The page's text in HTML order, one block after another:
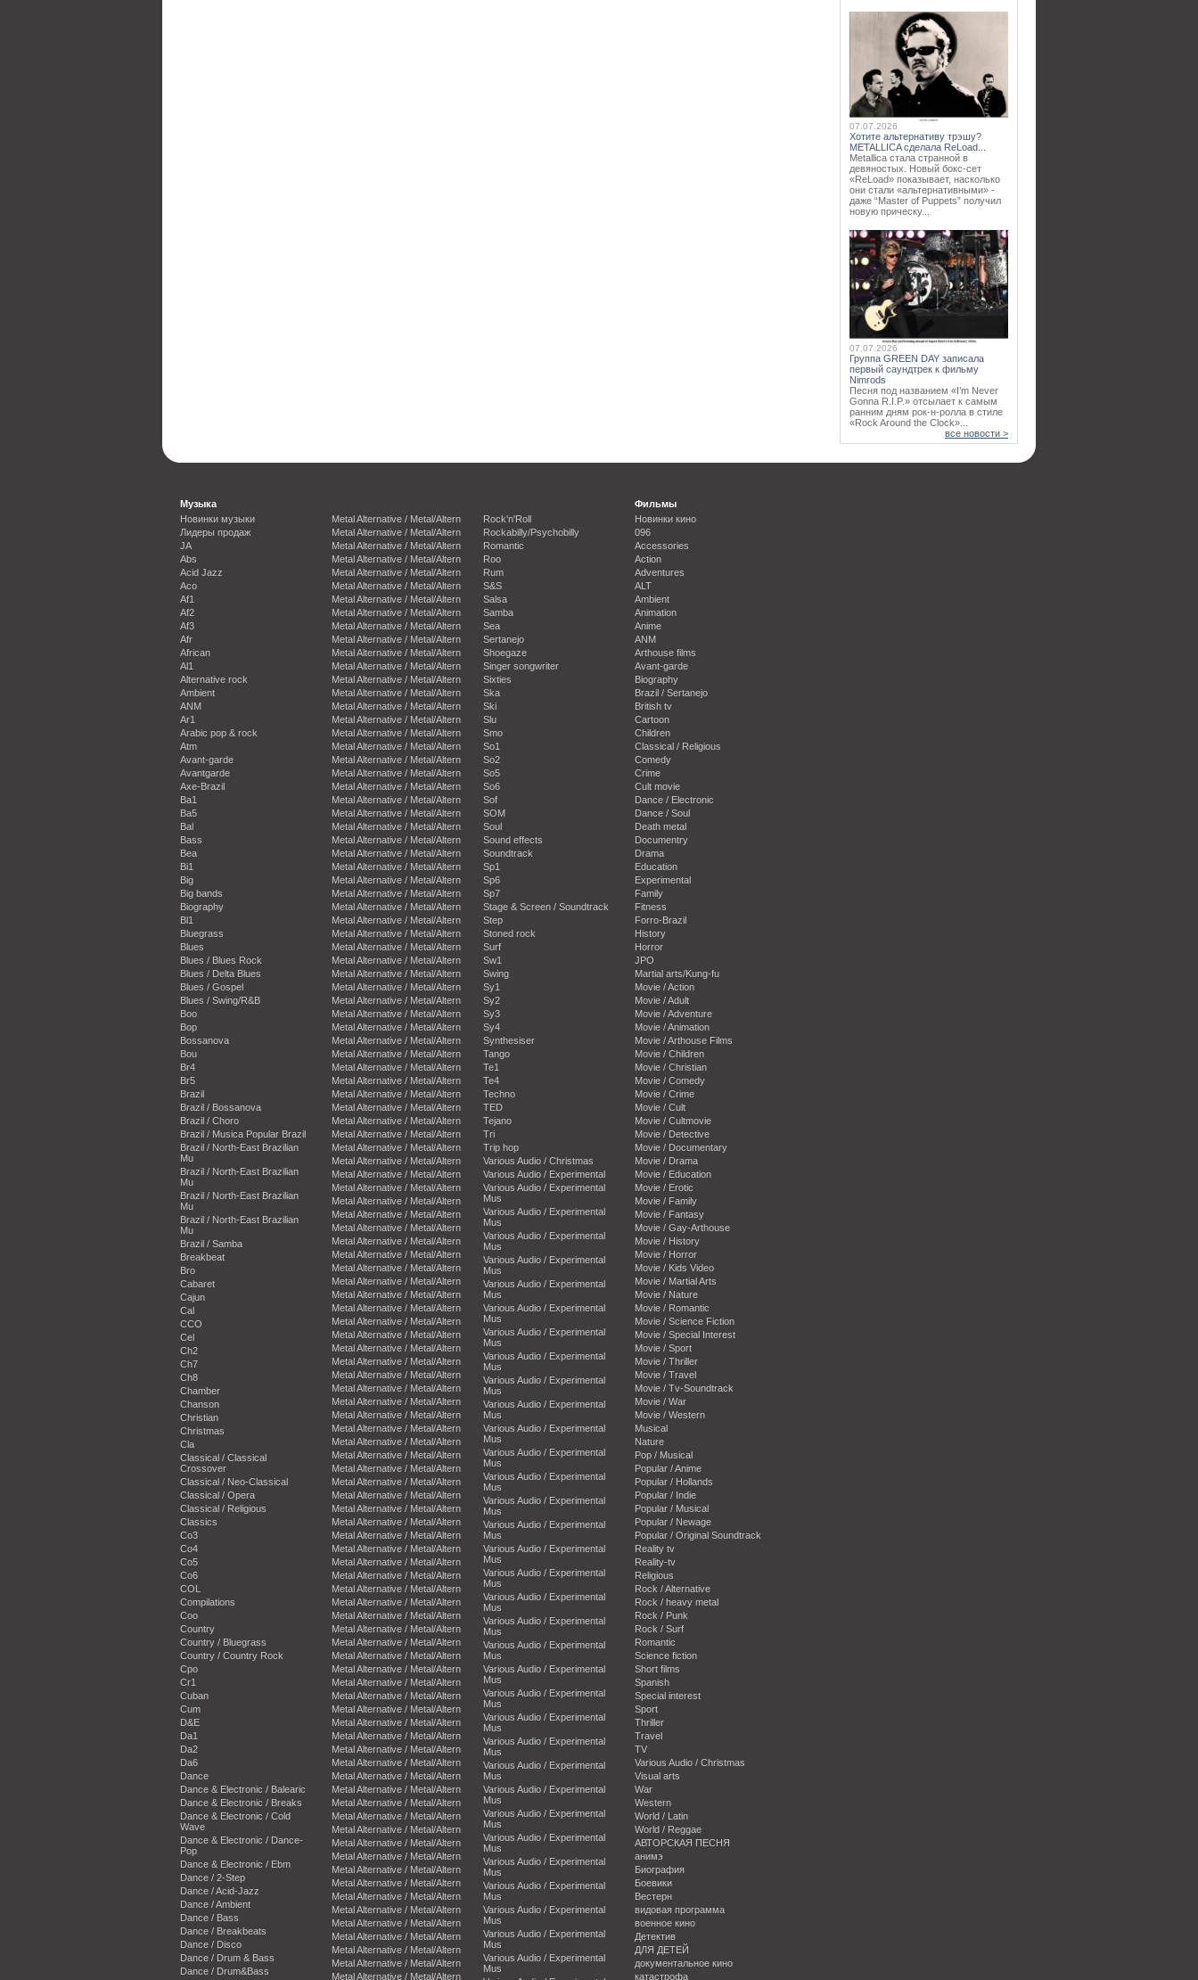
07.07.2026
Хотите альтернативу трэшу?
METALLICA сделала ReLoad...
Metallica стала странной в
девяностых. Новый бокс-сет
«ReLoad» показывает, насколько
они стали «альтернативными» -
даже “Master of Puppets” получил
новую прическу...
07.07.2026
Группа GREEN DAY записала
первый саундтрек к фильму
Nimrods
Песня под названием «I’m Never
Gonna R.I.P.» отсылает к самым
ранним дням рок-н-ролла в стиле
«Rock Around the Clock»...
все новости >
Музыка
Новинки музыки
Лидеры продаж
JA
Abs
Acid Jazz
Aco
Af1
Af2
Af3
Afr
African
Al1
Alternative rock
Ambient
ANM
Ar1
Arabic pop & rock
Atm
Avant-garde
Avantgarde
Axe-Brazil
Ba1
Ba5
Bal
Bass
Bea
Bi1
Big
Big bands
Biography
Bl1
Bluegrass
Blues
Blues / Blues Rock
Blues / Delta Blues
Blues / Gospel
Blues / Swing/R&B
Boo
Bop
Bossanova
Bou
Br4
Br5
Brazil
Brazil / Bossanova
Brazil / Choro
Brazil / Musica Popular Brazil
Brazil / North-East Brazilian
Mu
Brazil / North-East Brazilian
Mu
Brazil / North-East Brazilian
Mu
Brazil / North-East Brazilian
Mu
Brazil / Samba
Breakbeat
Bro
Cabaret
Cajun
Cal
CCO
Cel
Ch2
Ch7
Ch8
Chamber
Chanson
Christian
Christmas
Cla
Classical / Classical
Crossover
Classical / Neo-Classical
Classical / Opera
Classical / Religious
Classics
Co3
Co4
Co5
Co6
COL
Compilations
Coo
Country
Country / Bluegrass
Country / Country Rock
Cpo
Cr1
Cuban
Cum
D&E
Da1
Da2
Da6
Dance
Dance & Electronic / Balearic
Dance & Electronic / Breaks
Dance & Electronic / Cold
Wave
Dance & Electronic / Dance-
Pop
Dance & Electronic / Ebm
Dance / 2-Step
Dance / Acid-Jazz
Dance / Ambient
Dance / Bass
Dance / Breakbeats
Dance / Disco
Dance / Drum & Bass
Dance / Drum&Bass
Metal Alternative / Metal/Altern
Metal Alternative / Metal/Altern
Metal Alternative / Metal/Altern
Metal Alternative / Metal/Altern
Metal Alternative / Metal/Altern
Metal Alternative / Metal/Altern
Metal Alternative / Metal/Altern
Metal Alternative / Metal/Altern
Metal Alternative / Metal/Altern
Metal Alternative / Metal/Altern
Metal Alternative / Metal/Altern
Metal Alternative / Metal/Altern
Metal Alternative / Metal/Altern
Metal Alternative / Metal/Altern
Metal Alternative / Metal/Altern
Metal Alternative / Metal/Altern
Metal Alternative / Metal/Altern
Metal Alternative / Metal/Altern
Metal Alternative / Metal/Altern
Metal Alternative / Metal/Altern
Metal Alternative / Metal/Altern
Metal Alternative / Metal/Altern
Metal Alternative / Metal/Altern
Metal Alternative / Metal/Altern
Metal Alternative / Metal/Altern
Metal Alternative / Metal/Altern
Metal Alternative / Metal/Altern
Metal Alternative / Metal/Altern
Metal Alternative / Metal/Altern
Metal Alternative / Metal/Altern
Metal Alternative / Metal/Altern
Metal Alternative / Metal/Altern
Metal Alternative / Metal/Altern
Metal Alternative / Metal/Altern
Metal Alternative / Metal/Altern
Metal Alternative / Metal/Altern
Metal Alternative / Metal/Altern
Metal Alternative / Metal/Altern
Metal Alternative / Metal/Altern
Metal Alternative / Metal/Altern
Metal Alternative / Metal/Altern
Metal Alternative / Metal/Altern
Metal Alternative / Metal/Altern
Metal Alternative / Metal/Altern
Metal Alternative / Metal/Altern
Metal Alternative / Metal/Altern
Metal Alternative / Metal/Altern
Metal Alternative / Metal/Altern
Metal Alternative / Metal/Altern
Metal Alternative / Metal/Altern
Metal Alternative / Metal/Altern
Metal Alternative / Metal/Altern
Metal Alternative / Metal/Altern
Metal Alternative / Metal/Altern
Metal Alternative / Metal/Altern
Metal Alternative / Metal/Altern
Metal Alternative / Metal/Altern
Metal Alternative / Metal/Altern
Metal Alternative / Metal/Altern
Metal Alternative / Metal/Altern
Metal Alternative / Metal/Altern
Metal Alternative / Metal/Altern
Metal Alternative / Metal/Altern
Metal Alternative / Metal/Altern
Metal Alternative / Metal/Altern
Metal Alternative / Metal/Altern
Metal Alternative / Metal/Altern
Metal Alternative / Metal/Altern
Metal Alternative / Metal/Altern
Metal Alternative / Metal/Altern
Metal Alternative / Metal/Altern
Metal Alternative / Metal/Altern
Metal Alternative / Metal/Altern
Metal Alternative / Metal/Altern
Metal Alternative / Metal/Altern
Metal Alternative / Metal/Altern
Metal Alternative / Metal/Altern
Metal Alternative / Metal/Altern
Metal Alternative / Metal/Altern
Metal Alternative / Metal/Altern
Metal Alternative / Metal/Altern
Metal Alternative / Metal/Altern
Metal Alternative / Metal/Altern
Metal Alternative / Metal/Altern
Metal Alternative / Metal/Altern
Metal Alternative / Metal/Altern
Metal Alternative / Metal/Altern
Metal Alternative / Metal/Altern
Metal Alternative / Metal/Altern
Metal Alternative / Metal/Altern
Metal Alternative / Metal/Altern
Metal Alternative / Metal/Altern
Metal Alternative / Metal/Altern
Metal Alternative / Metal/Altern
Metal Alternative / Metal/Altern
Metal Alternative / Metal/Altern
Metal Alternative / Metal/Altern
Metal Alternative / Metal/Altern
Metal Alternative / Metal/Altern
Metal Alternative / Metal/Altern
Metal Alternative / Metal/Altern
Metal Alternative / Metal/Altern
Metal Alternative / Metal/Altern
Metal Alternative / Metal/Altern
Metal Alternative / Metal/Altern
Metal Alternative / Metal/Altern
Metal Alternative / Metal/Altern
Metal Alternative / Metal/Altern
Metal Alternative / Metal/Altern
Metal Alternative / Metal/Altern
Rock'n'Roll
Rockabilly/Psychobilly
Romantic
Roo
Rum
S&S
Salsa
Samba
Sea
Sertanejo
Shoegaze
Singer songwriter
Sixties
Ska
Ski
Slu
Smo
So1
So2
So5
So6
Sof
SOM
Soul
Sound effects
Soundtrack
Sp1
Sp6
Sp7
Stage & Screen / Soundtrack
Step
Stoned rock
Surf
Sw1
Swing
Sy1
Sy2
Sy3
Sy4
Synthesiser
Tango
Te1
Te4
Techno
TED
Tejano
Tri
Trip hop
Various Audio / Christmas
Various Audio / Experimental
Various Audio / Experimental
Mus
Various Audio / Experimental
Mus
Various Audio / Experimental
Mus
Various Audio / Experimental
Mus
Various Audio / Experimental
Mus
Various Audio / Experimental
Mus
Various Audio / Experimental
Mus
Various Audio / Experimental
Mus
Various Audio / Experimental
Mus
Various Audio / Experimental
Mus
Various Audio / Experimental
Mus
Various Audio / Experimental
Mus
Various Audio / Experimental
Mus
Various Audio / Experimental
Mus
Various Audio / Experimental
Mus
Various Audio / Experimental
Mus
Various Audio / Experimental
Mus
Various Audio / Experimental
Mus
Various Audio / Experimental
Mus
Various Audio / Experimental
Mus
Various Audio / Experimental
Mus
Various Audio / Experimental
Mus
Various Audio / Experimental
Mus
Various Audio / Experimental
Mus
Various Audio / Experimental
Mus
Various Audio / Experimental
Mus
Various Audio / Experimental
Mus
Various Audio / Experimental
Mus
Various Audio / Experimental
Mus
Various Audio / Experimental
Mus
Various Audio / Experimental
Mus
Various Audio / Experimental
Mus
Various Audio / Experimental
Mus
Фильмы
Новинки кино
096
Accessories
Action
Adventures
ALT
Ambient
Animation
Anime
ANM
Arthouse films
Avant-garde
Biography
Brazil / Sertanejo
British tv
Cartoon
Children
Classical / Religious
Comedy
Crime
Cult movie
Dance / Electronic
Dance / Soul
Death metal
Documentry
Drama
Education
Experimental
Family
Fitness
Forro-Brazil
History
Horror
JPO
Martial arts/Kung-fu
Movie / Action
Movie / Adult
Movie / Adventure
Movie / Animation
Movie / Arthouse Films
Movie / Children
Movie / Christian
Movie / Comedy
Movie / Crime
Movie / Cult
Movie / Cultmovie
Movie / Detective
Movie / Documentary
Movie / Drama
Movie / Education
Movie / Erotic
Movie / Family
Movie / Fantasy
Movie / Gay-Arthouse
Movie / History
Movie / Horror
Movie / Kids Video
Movie / Martial Arts
Movie / Nature
Movie / Romantic
Movie / Science Fiction
Movie / Special Interest
Movie / Sport
Movie / Thriller
Movie / Travel
Movie / Tv-Soundtrack
Movie / War
Movie / Western
Musical
Nature
Pop / Musical
Popular / Anime
Popular / Hollands
Popular / Indie
Popular / Musical
Popular / Newage
Popular / Original Soundtrack
Reality tv
Reality-tv
Religious
Rock / Alternative
Rock / heavy metal
Rock / Punk
Rock / Surf
Romantic
Science fiction
Short films
Spanish
Special interest
Sport
Thriller
Travel
TV
Various Audio / Christmas
Visual arts
War
Western
World / Latin
World / Reggae
АВТОРСКАЯ ПЕСНЯ
анимэ
Биография
Боевики
Вестерн
видовая программа
военное кино
Детектив
ДЛЯ ДЕТЕЙ
документальное кино
катастрофа